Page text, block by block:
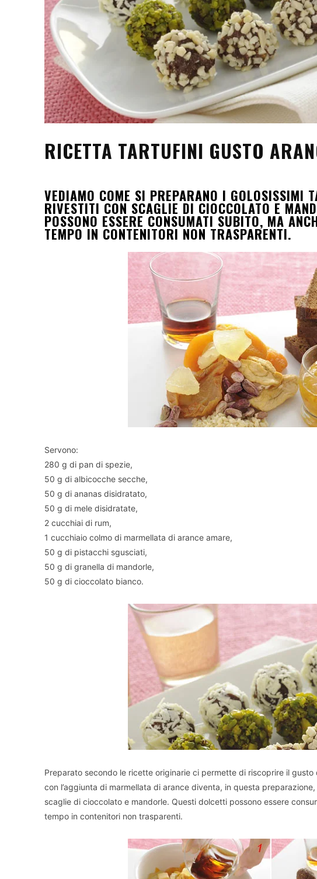
RICETTA TARTUFINI GUSTO
VEDIAMO COME SI PREPARANO I GOLOSISSIMI
RIVESTITI CON SCAGLIE DI CIOCCOLATO E
POSSONO ESSERE CONSUMATI SUBITO, MA
TEMPO IN CONTENITORI NON TRASPARENTI.
Servono:
280 g di pan di spezie,
50 g di albicocche secche,
50 g di ananas disidratato,
50 g di mele disidratate,
2 cucchiai di rum,
1 cucchiaio colmo di marmellata di arance amare,
50 g di pistacchi sgusciati,
50 g di granella di mandorle,
50 g di cioccolato bianco.
Preparato secondo le ricette originarie ci permette di riscoprire il
con l’aggiunta di marmellata di arance diventa, in questa
scaglie di cioccolato e mandorle. Questi dolcetti possono essere
tempo in contenitori non trasparenti.